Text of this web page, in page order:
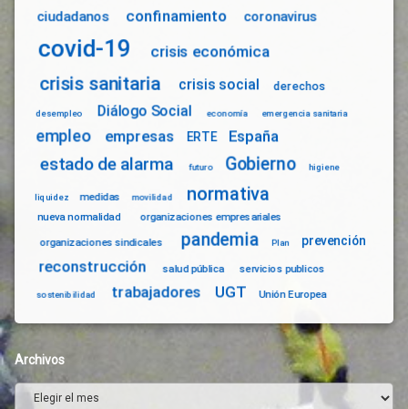
ciudadanos confinamiento coronavirus
covid-19 crisis económica
crisis sanitaria crisis social derechos
desempleo Diálogo Social economía emergencia sanitaria
empleo empresas ERTE España
estado de alarma futuro Gobierno higiene
liquidez medidas movilidad normativa
nueva normalidad organizaciones empresariales
organizaciones sindicales pandemia Plan prevención
reconstrucción salud pública servicios publicos
sostenibilidad trabajadores UGT Unión Europea
Archivos
Archivos